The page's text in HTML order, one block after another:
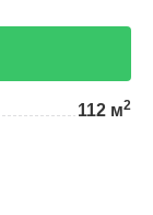
112 м2